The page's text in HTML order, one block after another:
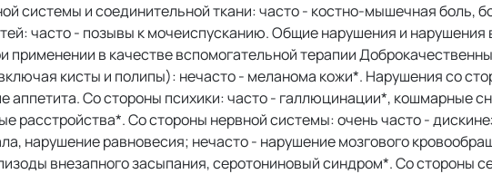
системы и соединительной ткани: часто - костно-мышечная боль,
часто - позывы к мочеиспусканию. Общие нарушения и нарушения
применении в качестве вспомогательной терапии
кисты и полипы): нечасто - меланома кожи*. Нарушения со
аппетита. Со стороны психики: часто - галлюцинации*, кошмарные
расстройства*. Со стороны нервной системы: очень часто -
нарушение равновесия; нечасто - нарушение мозгового
внезапного засыпания, серотониновый синдром*. Со стороны